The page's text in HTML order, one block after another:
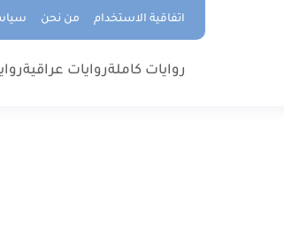
اتفاقية الاستخدام من نحن
روايات كاملةروايات عراقية